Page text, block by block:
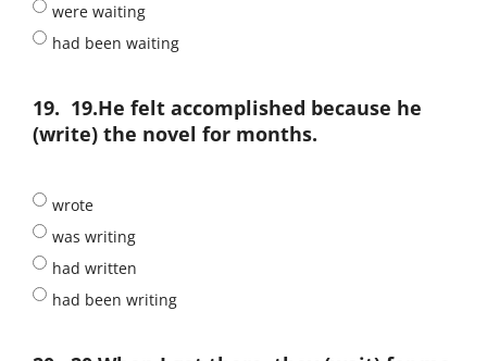
were waiting
had been waiting
19. 19.He felt accomplished because he
(write) the novel for months.
wrote
was writing
had written
had been writing